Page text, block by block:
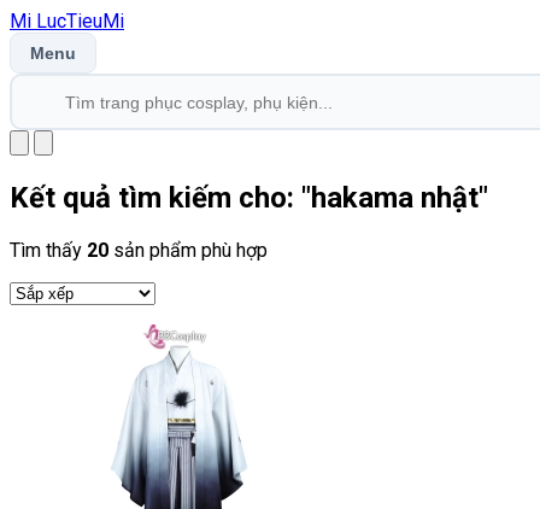
Mi LucTieuMi
Menu
Kết quả tìm kiếm cho: "hakama nhật"
Tìm thấy 20 sản phẩm phù hợp